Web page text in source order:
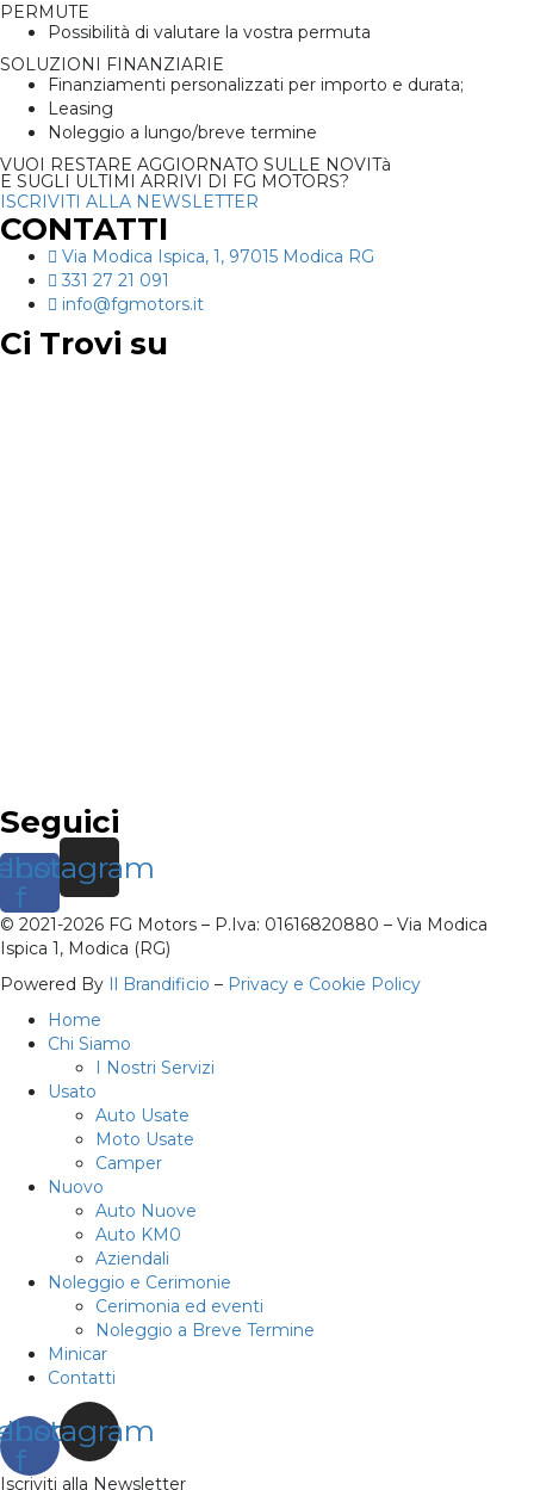
PERMUTE
Possibilità di valutare la vostra permuta
SOLUZIONI FINANZIARIE
Finanziamenti personalizzati per importo e durata;
Leasing
Noleggio a lungo/breve termine
VUOI RESTARE AGGIORNATO SULLE NOVITà
E SUGLI ULTIMI ARRIVI DI FG MOTORS?
ISCRIVITI ALLA NEWSLETTER
CONTATTI
Via Modica Ispica, 1, 97015 Modica RG
331 27 21 091
info@fgmotors.it
Ci Trovi su
Seguici
f
Instagram
© 2021-2026 FG Motors – P.Iva: 01616820880 – Via Modica
Ispica 1, Modica (RG)
Powered By Il Brandificio – Privacy e Cookie Policy
Home
Chi Siamo
I Nostri Servizi
Usato
Auto Usate
Moto Usate
Camper
Nuovo
Auto Nuove
Auto KM0
Aziendali
Noleggio e Cerimonie
Cerimonia ed eventi
Noleggio a Breve Termine
Minicar
Contatti
f
Instagram
Iscriviti alla Newsletter